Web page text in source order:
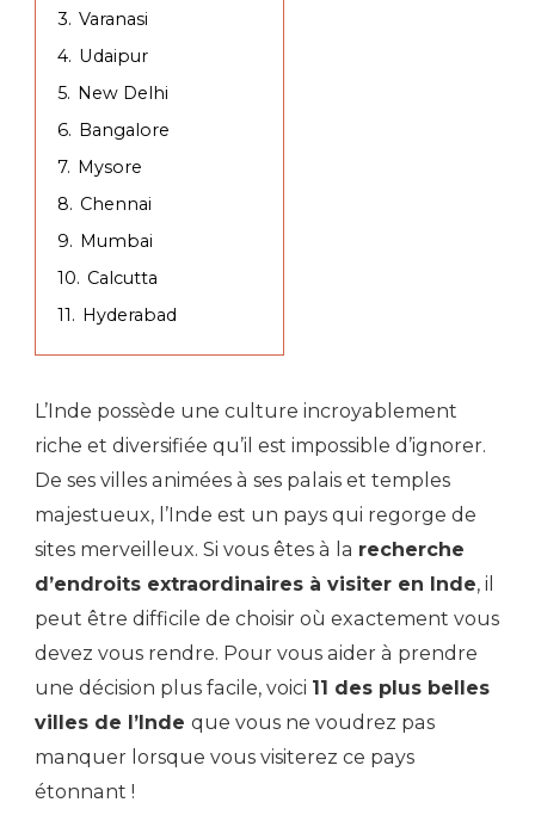
3. Varanasi
4. Udaipur
5. New Delhi
6. Bangalore
7. Mysore
8. Chennai
9. Mumbai
10. Calcutta
11. Hyderabad
L’Inde possède une culture incroyablement
riche et diversifiée qu’il est impossible d’ignorer.
De ses villes animées à ses palais et temples
majestueux, l’Inde est un pays qui regorge de
sites merveilleux. Si vous êtes à la recherche
d’endroits extraordinaires à visiter en Inde, il
peut être difficile de choisir où exactement vous
devez vous rendre. Pour vous aider à prendre
une décision plus facile, voici 11 des plus belles
villes de l’Inde que vous ne voudrez pas
manquer lorsque vous visiterez ce pays
étonnant !